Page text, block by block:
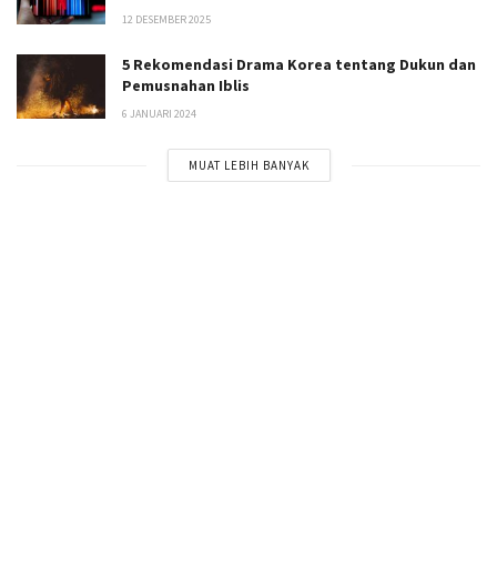
12 DESEMBER 2025
5 Rekomendasi Drama Korea tentang Dukun dan
Pemusnahan Iblis
6 JANUARI 2024
MUAT LEBIH BANYAK